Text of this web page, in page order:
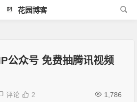
花园博客
公众号 免费抽腾讯视频
评论 1,786
2